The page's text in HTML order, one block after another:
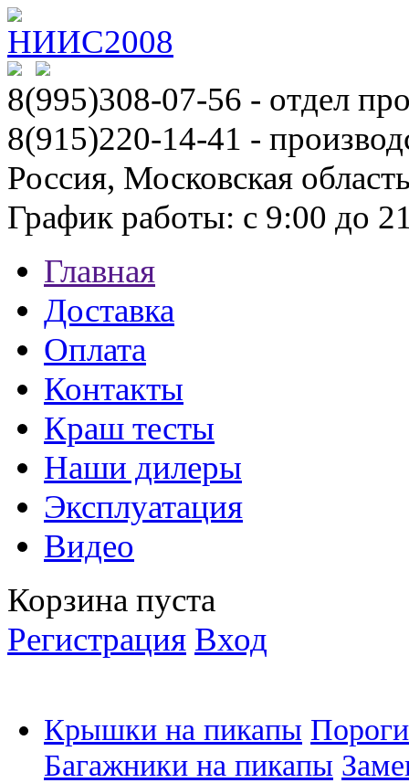
8(995)308-07-56 - отдел
8(915)220-14-41 -
Россия, Московская
График работы: с 9:00 до
Главная
Доставка
Оплата
Контакты
Краш тесты
Наши дилеры
Эксплуатация
Видео
Корзина пуста
Регистрация Вход
Крышки на пикапы
Багажники на пикапы